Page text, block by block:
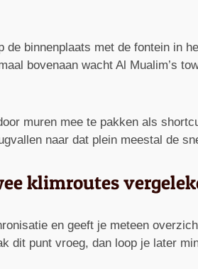
binnenplaats met de fontein in
bovenaan wacht Al Mualim’s
muren mee te pakken als
naar dat plein meestal de
klimroutes
en geeft je meteen
dit punt vroeg, dan loop je later